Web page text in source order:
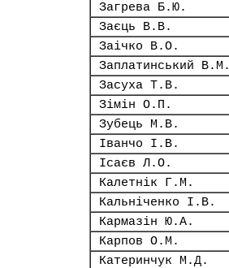
Загрева Б.Ю.
Заєць В.В.
Заічко В.О.
Заплатинський В.М.
Засуха Т.В.
Зімін О.П.
Зубець М.В.
Іванчо І.В.
Ісаєв Л.О.
Калетнік Г.М.
Кальніченко І.В.
Кармазін Ю.А.
Карпов О.М.
Катеринчук М.Д.